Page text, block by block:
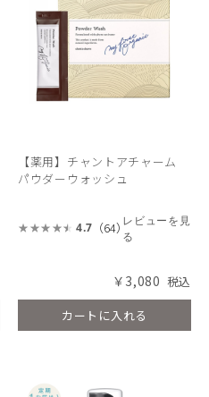
【薬用】チャントアチャーム
パウダーウォッシュ
4.7 （64） レビューを見
る
￥3,080
カートに入れる